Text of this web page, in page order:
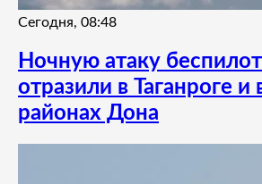
Сегодня, 08:48
Ночную атаку
отразили в Таганроге и
районах Дона